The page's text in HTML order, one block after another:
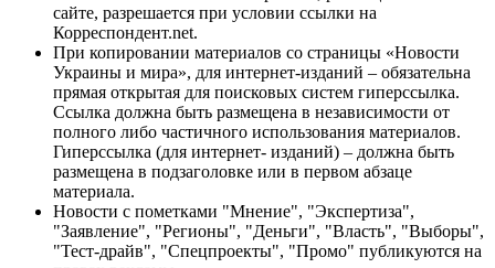
сайте, разрешается при условии ссылки на
Корреспондент.net.
При копировании материалов со страницы «Новости
Украины и мира», для интернет-изданий – обязательна
прямая открытая для поисковых систем гиперссылка.
Ссылка должна быть размещена в независимости от
полного либо частичного использования материалов.
Гиперссылка (для интернет- изданий) – должна быть
размещена в подзаголовке или в первом абзаце
материала.
Новости с пометками "Мнение", "Экспертиза",
"Заявление", "Регионы", "Деньги", "Власть", "Выборы",
"Тест-драйв", "Спецпроекты", "Промо" публикуются на